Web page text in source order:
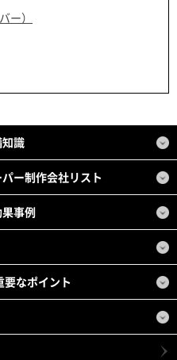
ー）
識
ー制作会社リスト
事例
なポイント